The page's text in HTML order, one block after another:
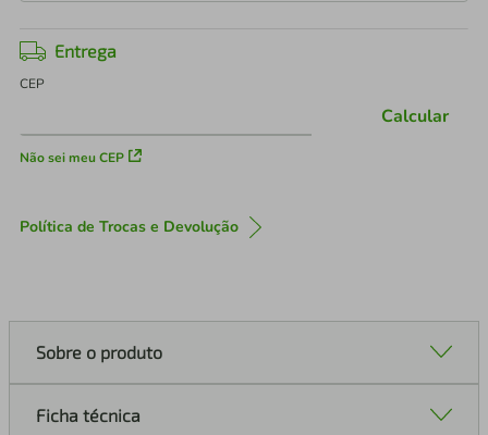
Entrega
CEP
Não sei meu CEP
Calcular
Política de Trocas e Devolução
Sobre o produto
Ficha técnica